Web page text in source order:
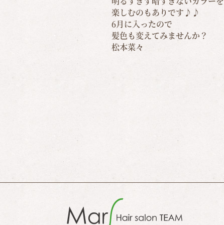
楽しむのもありです♪♪
6月に入ったので
髪色も変えてみませんか？
松本菜々